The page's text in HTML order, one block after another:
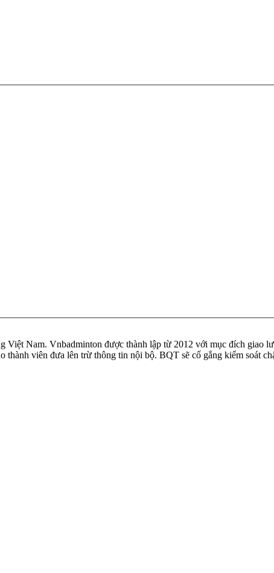
Việt Nam. Vnbadminton được thành lập từ 2012 với mục đích giao
thành viên đưa lên trừ thông tin nội bộ. BQT sẽ cố gắng kiểm soát